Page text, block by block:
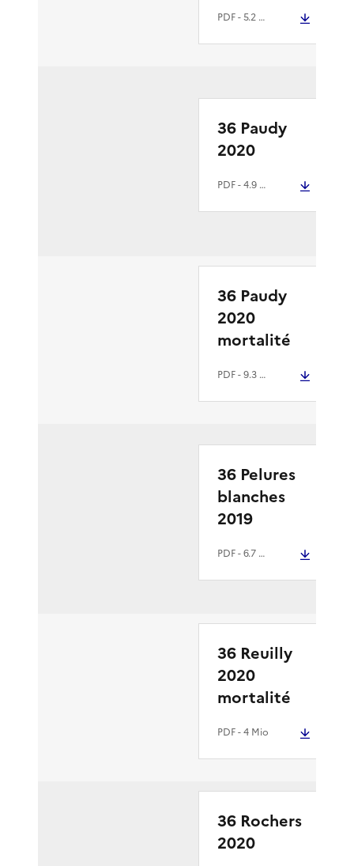
PDF- 5.2 Mio
36 Paudy
2020
PDF- 4.9 Mio
36 Paudy
2020
mortalité
PDF- 9.3 Mio
36 Pelures
blanches
2019
PDF- 6.7 Mio
36 Reuilly
2020
mortalité
PDF- 4 Mio
36 Rochers
2020